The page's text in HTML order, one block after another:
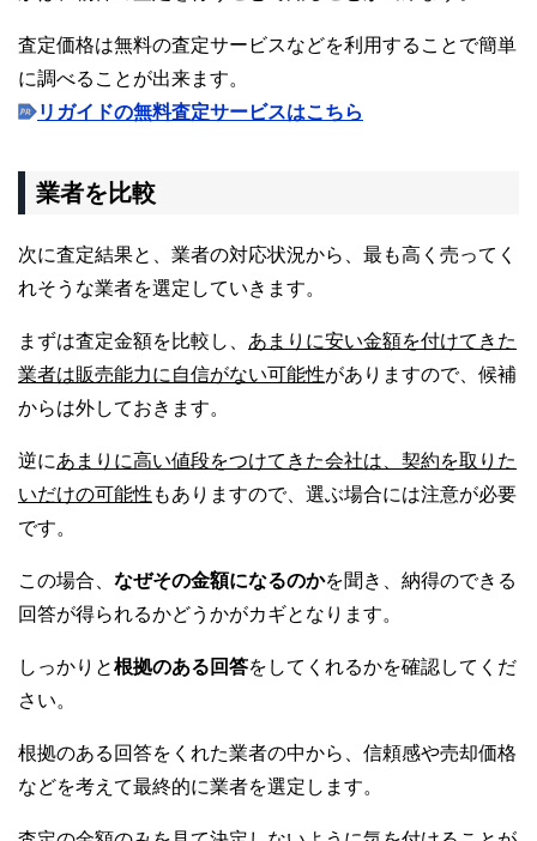
査定価格は無料の査定サービスなどを利用することで簡単
に調べることが出来ます。
リガイドの無料査定サービスはこちら
業者を比較
次に査定結果と、業者の対応状況から、最も高く売ってく
れそうな業者を選定していきます。
まずは査定金額を比較し、 あまりに安い金額を付けてきた
業者は販売能力に自信がない可能性がありますので、候補
からは外しておきます。
逆にあまりに高い値段をつけてきた会社は、契約を取りた
いだけの可能性 もありますので、選ぶ場合には注意が必要
です。
この場合、 なぜその金額になるのかを聞き、納得のできる
回答が得られるかどうかがカギとなります。
しっかりと根拠のある回答をしてくれるかを確認してくだ
さい。
根拠のある回答をくれた業者の中から、信頼感や売却価格
などを考えて最終的に業者を選定します。